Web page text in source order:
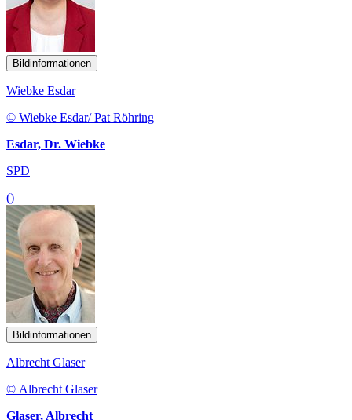
Bildinformationen
Wiebke Esdar
© Wiebke Esdar/ Pat Röhring
Esdar, Dr. Wiebke
SPD
()
Bildinformationen
Albrecht Glaser
© Albrecht Glaser
Glaser, Albrecht